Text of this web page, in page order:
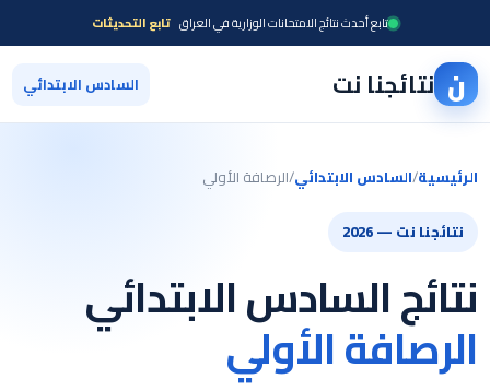
تابع أحدث نتائج الامتحانات الوزارية في العراق تابع التحديثات
ن نتائجنا نت السادس الابتدائي
الرئيسية/السادس الابتدائي/الرصافة الأولي
نتائجنا نت — 2026
نتائج السادس الابتدائي
الرصافة الأولي